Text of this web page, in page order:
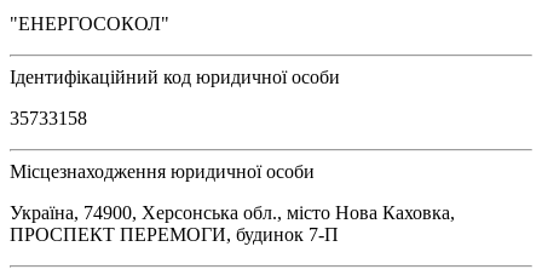
"ЕНЕРГОСОКОЛ"
Ідентифікаційний код юридичної особи
35733158
Місцезнаходження юридичної особи
Україна, 74900, Херсонська обл., місто Нова Каховка,
ПРОСПЕКТ ПЕРЕМОГИ, будинок 7-П